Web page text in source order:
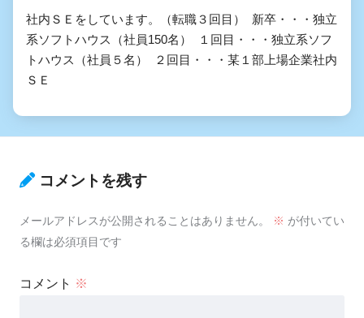
社内ＳＥをしています。（転職３回目） 新卒・・・独立
系ソフトハウス（社員150名） １回目・・・独立系ソフ
トハウス（社員５名） ２回目・・・某１部上場企業社内
ＳＥ
コメントを残す
メールアドレスが公開されることはありません。 ※ が付いてい
る欄は必須項目です
コメント ※